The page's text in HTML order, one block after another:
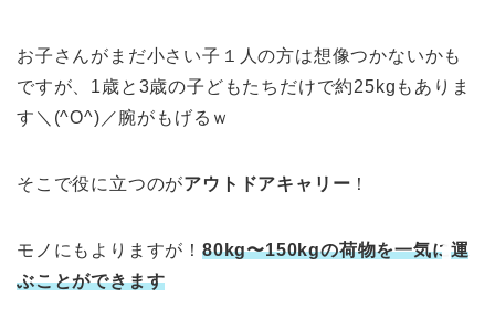
お子さんがまだ小さい子１人の方は想像つかないかも
ですが、1歳と3歳の子どもたちだけで約25kgもありま
す＼(^O^)／腕がもげるｗ
そこで役に立つのがアウトドアキャリー ！
モノにもよりますが！ 80kg〜150kgの荷物を一気に運
ぶことができます
ホーム
暮らしの知恵
amazon・楽天・ネット通